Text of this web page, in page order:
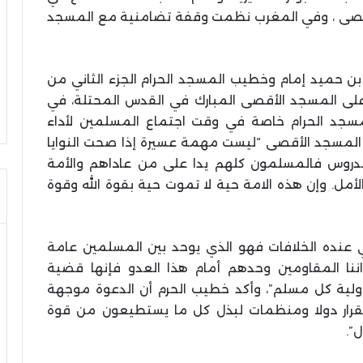
، وفي المغرب نظمت وقفة تضامنية مع المسجد
حميد إمام وخطيب المسجد الحرام الجزء الثاني من
المسجد الأقصى المبارك في القدس المحتلة، في
الحرام خاصة في وقت اجتماع المسلمين لأداء
الأقصى “ليست مهمة عسيرة إذا صحت النوايا
فالمسلمون كلهم يدا على من عاداهم والأمة
وإن هذه الامة حية لا تموت حية بقوة الله وقوة
الخلافات فهو الذي يوحد بين المسلمين عامة
المقاومين وحدهم أمام هذا العدو فإنها قضية
كل مسلم”، وأكد خطيب الحرم أن الدعوة موجهة
دولا ومنظمات لبذل كل ما يستطيعون من قوة